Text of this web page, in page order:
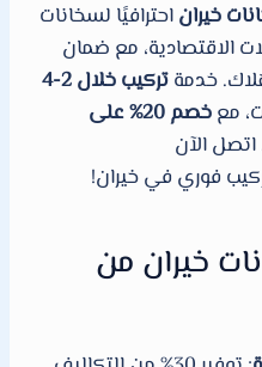
خيراناحترافيًا لسخانات
الاقتصادية، مع ضمان
خدمة
تركيب خلال 2-4
خصم 20% على
اتصل الآن
فوري في خيران!
خيران من